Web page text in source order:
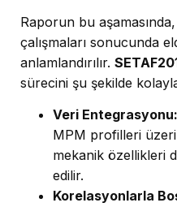
Raporun bu
çalışmaları sonucunda
anlamlandırılır.
sürecini şu şekilde
Veri Entegrasyonu:
MPM profilleri
mekanik özellikleri
edilir.
Korelasyonlarla